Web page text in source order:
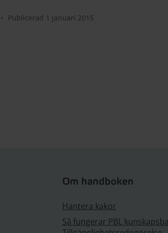
• Publicerad 1 januari 2015
Om handboken
Hantera kakor
Så fungerar PBL